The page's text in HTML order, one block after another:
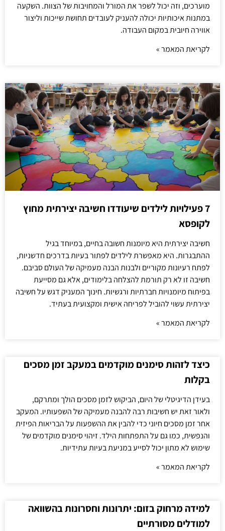
מוערכים, וזה יכול לשפר את המורל והמחויבות של הצוות. השקעה
במתנות איכותיות יכולה להעניק לעובדים תחושת שייכות וליצור
אווירה חיובית במקום העבודה.
לקריאת המאמר »
7 פעילויות לילדים שיעודדו חשיבה יצירתית מחוץ
לקופסא
חשיבה יצירתית היא מיומנות חשובה בחיים, במיוחד בגיל
ההתבגרות. היא מאפשרת לילדים לפתור בעיות בדרכים חדשניות,
לפתח רעיונות מקוריים ולבנות הבנה מעמיקה של העולם סביבם.
חשיבה זו לא רק תורמת להצלחה בלימודים, אלא גם מסייעת
בפיתוח מיומנויות חברתיות ורגשיות. חינוך המעניק דגש על חשיבה
יצירתית עשוי להוביל לפריחה אישית ומקצועית בעתיד.
לקריאת המאמר »
כיצד לזהות סימנים מוקדמים במעקב זמן מסכים
בקלות
בעידן הדיגיטלי של היום, הביקוש לזמן מסכים הולך ומתרקם,
ולאור זאת יש חשיבות רבה להבנה מעמיקה של השפעותיו. המעקב
אחר זמן מסכים חיוני כדי להבין את ההשפעות על הבריאות הפיזית
והנפשית, כמו גם על התפתחות הילד. זיהוי סימנים מוקדמים של
שימוש לא מתון יכול לסייע במניעת בעיות עתידיות.
לקריאת המאמר »
למידה מרחוק בזום: יתרונות וחסרונות בהשוואה
למודלים מסורתיים